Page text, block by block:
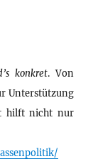
konkret. Von
Unterstützung
hilft nicht nur